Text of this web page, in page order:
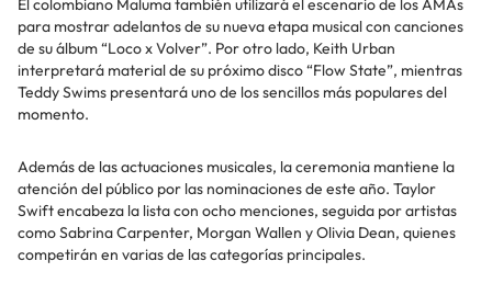
El colombiano Maluma también utilizará el escenario de los AMAs
para mostrar adelantos de su nueva etapa musical con canciones
de su álbum “Loco x Volver”. Por otro lado, Keith Urban
interpretará material de su próximo disco “Flow State”, mientras
Teddy Swims presentará uno de los sencillos más populares del
momento.
Además de las actuaciones musicales, la ceremonia mantiene la
atención del público por las nominaciones de este año. Taylor
Swift encabeza la lista con ocho menciones, seguida por artistas
como Sabrina Carpenter, Morgan Wallen y Olivia Dean, quienes
competirán en varias de las categorías principales.